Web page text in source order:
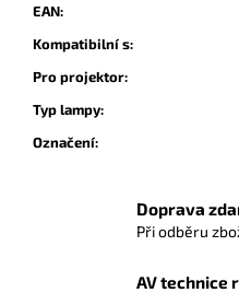
EAN:
Kompatibilní s:
Pro projektor:
Typ lampy:
Označení:
Doprava
Při odběru
AV technice